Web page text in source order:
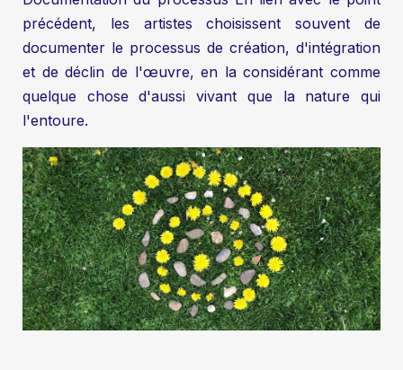
précédent, les artistes choisissent souvent de
documenter le processus de création, d'intégration
et de déclin de l'œuvre, en la considérant comme
quelque chose d'aussi vivant que la nature qui
l'entoure.